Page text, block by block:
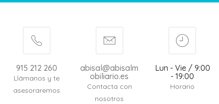
915 212 260
Llámanos y te
asesoraremos
abisal@abisalm
obiliario.es
Contacta con
nosotros
Lun - Vie / 9:00
- 19:00
Horario